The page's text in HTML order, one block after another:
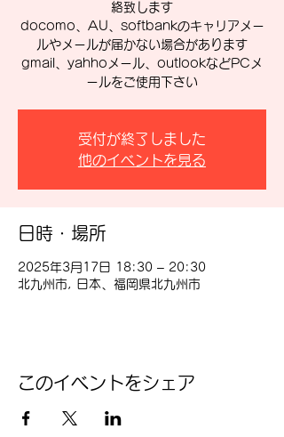
絡致します
docomo、AU、softbankのキャリアメー
ルやメールが届かない場合があります
gmail、yahhoメール、outlookなどPCメ
ールをご使用下さい
受付が終了しました
他のイベントを見る
日時・場所
2025年3月17日 18:30 – 20:30
北九州市, 日本、福岡県北九州市
このイベントをシェア